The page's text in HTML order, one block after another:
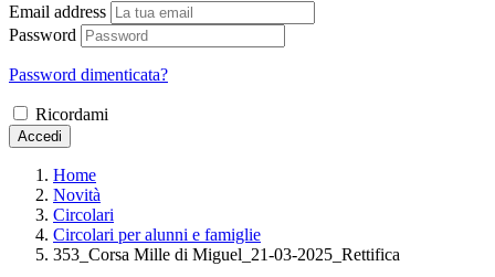
Email address
Password
Password dimenticata?
Ricordami
Accedi
Home
Novità
Circolari
Circolari per alunni e famiglie
353_Corsa Mille di Miguel_21-03-2025_Rettifica